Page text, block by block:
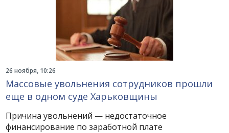
26 ноября, 10:26
Массовые увольнения сотрудников прошли
еще в одном суде Харьковщины
Причина увольнений — недостаточное
финансирование по заработной плате